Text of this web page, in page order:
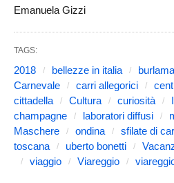
Emanuela Gizzi
TAGS:
2018 bellezze in italia
Carnevale
carri allegorici
cittadella
Cultura curiosità
champagne
laboratori diffusi
Maschere
ondina sfilate di
toscana
uberto bonetti
viaggio
Viareggio